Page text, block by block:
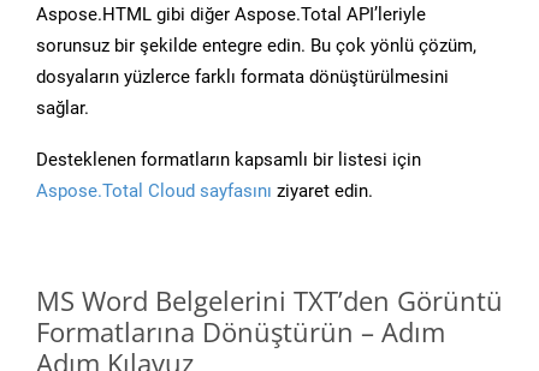
Aspose.HTML gibi diğer Aspose.Total API’leriyle
sorunsuz bir şekilde entegre edin. Bu çok yönlü çözüm,
dosyaların yüzlerce farklı formata dönüştürülmesini
sağlar.
Desteklenen formatların kapsamlı bir listesi için
Aspose.Total Cloud sayfasını ziyaret edin.
MS Word Belgelerini TXT’den Görüntü
Formatlarına Dönüştürün – Adım
Adım Kılavuz